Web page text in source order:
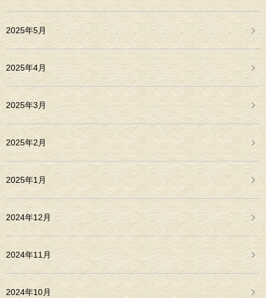
2025年5月
2025年4月
2025年3月
2025年2月
2025年1月
2024年12月
2024年11月
2024年10月